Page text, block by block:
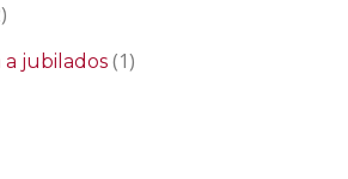
a jubilados (1)